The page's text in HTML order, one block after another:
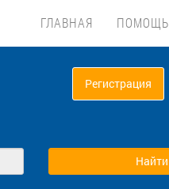
ГЛАВНАЯ ПОМОЩЬ
Регистрация